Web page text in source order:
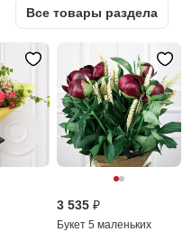
Все товары раздела
3 535 ₽
Букет 5 маленьких